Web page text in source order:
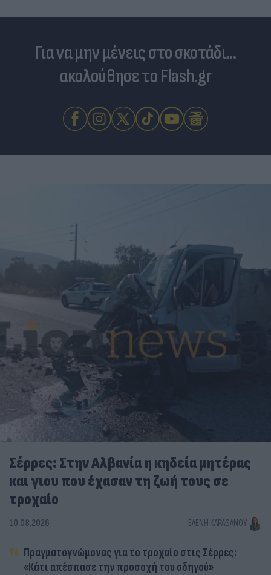
Για να μην μένεις στο σκοτάδι...
ακολούθησε το Flash.gr
Σέρρες: Στην Αλβανία η κηδεία μητέρας
και γιου που έχασαν τη ζωή τους σε
τροχαίο
10.08.2026 ΕΛΈΝΗ ΚΑΡΑΘΆΝΟΥ
Πραγματογνώμονας για το τροχαίο στις Σέρρες:
«Κάτι απέσπασε την προσοχή του οδηγού»